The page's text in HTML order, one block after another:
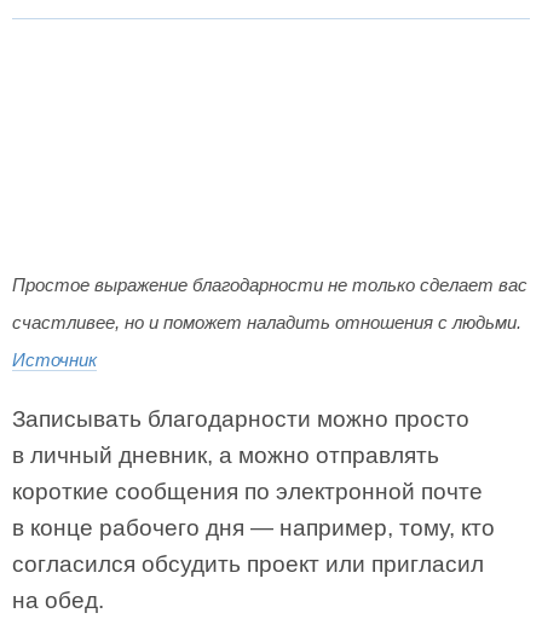
Простое выражение благодарности не только сделает вас
счастливее, но и поможет наладить отношения с людьми.
Источник
Записывать благодарности можно просто
в личный дневник, а можно отправлять
короткие сообщения по электронной почте
в конце рабочего дня — например, тому, кто
согласился обсудить проект или пригласил
на обед.